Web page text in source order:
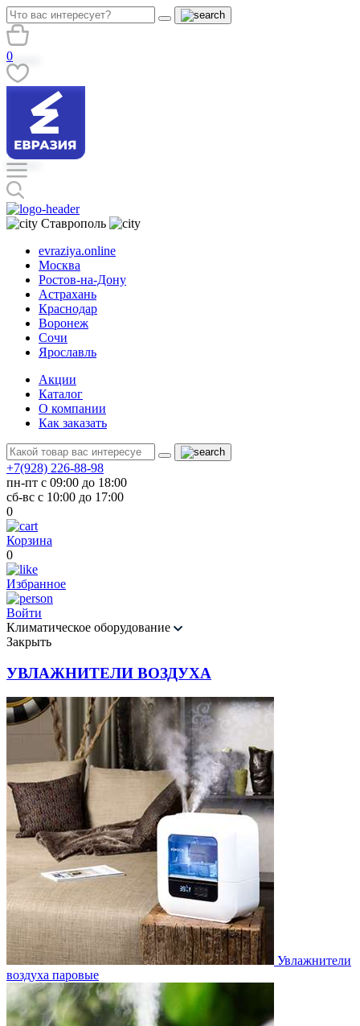
0
Ставрополь
evraziya.online
Москва
Ростов-на-Дону
Астрахань
Краснодар
Воронеж
Сочи
Ярославль
Акции
Каталог
О компании
Как заказать
+7(928) 226-88-98
пн-пт с 09:00 до 18:00
сб-вс с 10:00 до 17:00
0
Корзина
0
Избранное
Войти
Климатическое оборудование
Закрыть
УВЛАЖНИТЕЛИ ВОЗДУХА
Увлажнители
воздуха паровые